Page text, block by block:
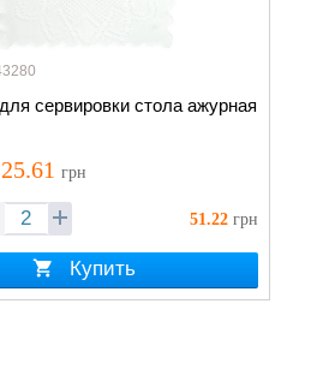
сервировки стола ажурная
25.61 грн
51.22 грн
Купить